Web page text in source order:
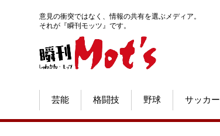
意見の衝突ではなく、情報の共有を選ぶメディア。
それが『瞬刊モッツ』です。
芸能 格闘技 野球 サッカー